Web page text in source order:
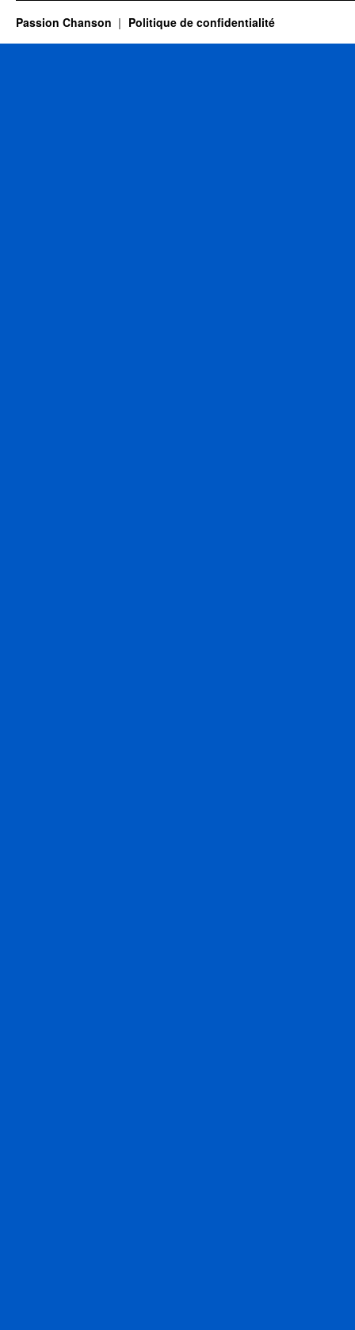
Passion Chanson Politique de confidentialité